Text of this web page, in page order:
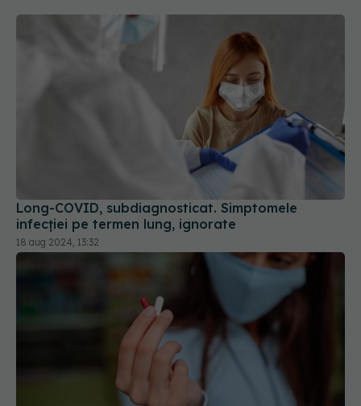
Long-COVID, subdiagnosticat. Simptomele
infecției pe termen lung, ignorate
18 aug 2024, 13:32